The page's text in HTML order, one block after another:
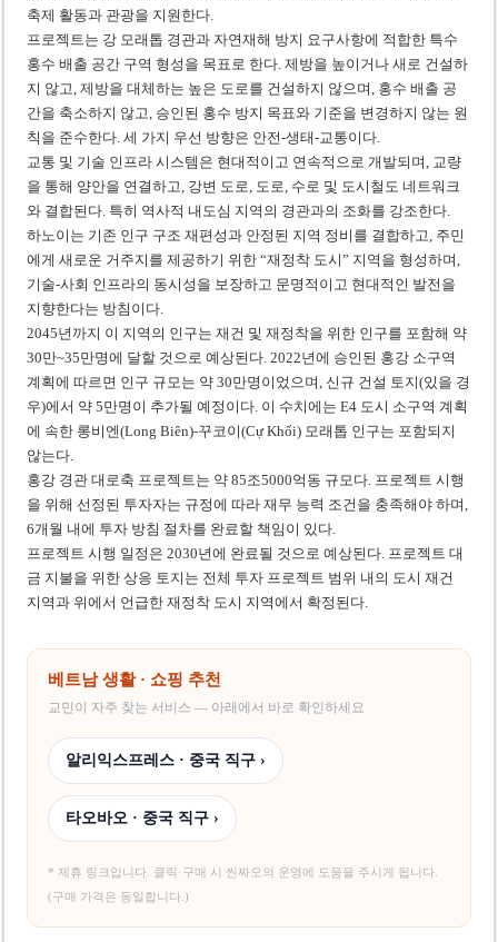
축제 활동과 관광을 지원한다.
프로젝트는 강 모래톱 경관과 자연재해 방지 요구사항에 적합한 특수
홍수 배출 공간 구역 형성을 목표로 한다. 제방을 높이거나 새로 건설하
지 않고, 제방을 대체하는 높은 도로를 건설하지 않으며, 홍수 배출 공
간을 축소하지 않고, 승인된 홍수 방지 목표와 기준을 변경하지 않는 원
칙을 준수한다. 세 가지 우선 방향은 안전-생태-교통이다.
교통 및 기술 인프라 시스템은 현대적이고 연속적으로 개발되며, 교량
을 통해 양안을 연결하고, 강변 도로, 도로, 수로 및 도시철도 네트워크
와 결합된다. 특히 역사적 내도심 지역의 경관과의 조화를 강조한다.
하노이는 기존 인구 구조 재편성과 안정된 지역 정비를 결합하고, 주민
에게 새로운 거주지를 제공하기 위한 “재정착 도시” 지역을 형성하며,
기술-사회 인프라의 동시성을 보장하고 문명적이고 현대적인 발전을
지향한다는 방침이다.
2045년까지 이 지역의 인구는 재건 및 재정착을 위한 인구를 포함해 약
30만~35만명에 달할 것으로 예상된다. 2022년에 승인된 홍강 소구역
계획에 따르면 인구 규모는 약 30만명이었으며, 신규 건설 토지(있을 경
우)에서 약 5만명이 추가될 예정이다. 이 수치에는 E4 도시 소구역 계획
에 속한 롱비엔(Long Biên)-꾸코이(Cự Khối) 모래톱 인구는 포함되지
않는다.
홍강 경관 대로축 프로젝트는 약 85조5000억동 규모다. 프로젝트 시행
을 위해 선정된 투자자는 규정에 따라 재무 능력 조건을 충족해야 하며,
6개월 내에 투자 방침 절차를 완료할 책임이 있다.
프로젝트 시행 일정은 2030년에 완료될 것으로 예상된다. 프로젝트 대
금 지불을 위한 상응 토지는 전체 투자 프로젝트 범위 내의 도시 재건
지역과 위에서 언급한 재정착 도시 지역에서 확정된다.
베트남 생활 · 쇼핑 추천
교민이 자주 찾는 서비스 — 아래에서 바로 확인하세요
알리익스프레스 · 중국 직구 ›
타오바오 · 중국 직구 ›
* 제휴 링크입니다. 클릭·구매 시 씬짜오의 운영에 도움을 주시게 됩니다.
(구매 가격은 동일합니다.)